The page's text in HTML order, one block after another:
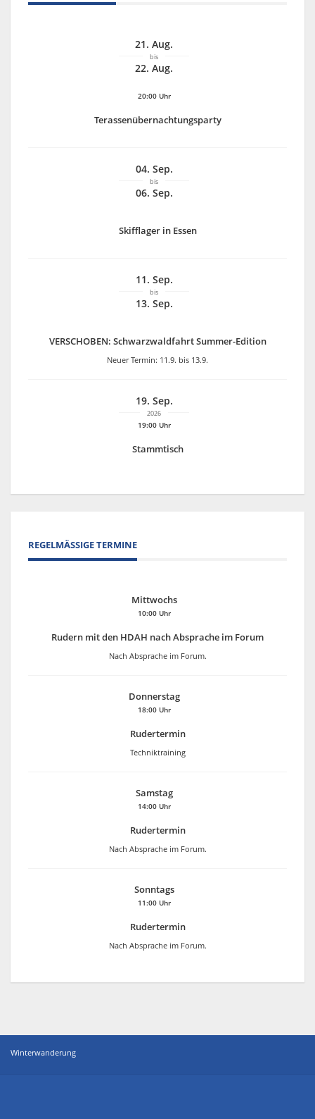
21. Aug.
bis
22. Aug.
20:00 Uhr
Terassenübernachtungsparty
04. Sep.
bis
06. Sep.
Skifflager in Essen
11. Sep.
bis
13. Sep.
VERSCHOBEN: Schwarzwaldfahrt Summer-Edition
Neuer Termin: 11.9. bis 13.9.
19. Sep.
2026
19:00 Uhr
Stammtisch
REGELMÄSSIGE TERMINE
Mittwochs
10:00 Uhr
Rudern mit den HDAH nach Absprache im Forum
Nach Absprache im Forum.
Donnerstag
18:00 Uhr
Rudertermin
Techniktraining
Samstag
14:00 Uhr
Rudertermin
Nach Absprache im Forum.
Sonntags
11:00 Uhr
Rudertermin
Nach Absprache im Forum.
Winterwanderung